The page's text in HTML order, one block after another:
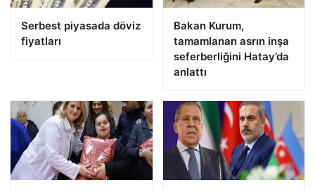
Serbest piyasada döviz
fiyatları
Bakan Kurum,
tamamlanan asrın inşa
seferberliğini Hatay’da
anlattı